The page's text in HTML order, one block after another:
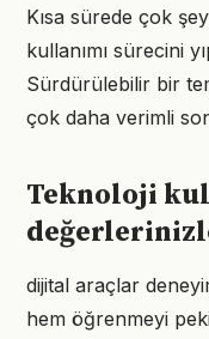
Kısa sürede çok
kullanımı sürecini
Sürdürülebilir bir
çok daha verimli
Teknoloji
dijital araçlar
hem öğrenmeyi